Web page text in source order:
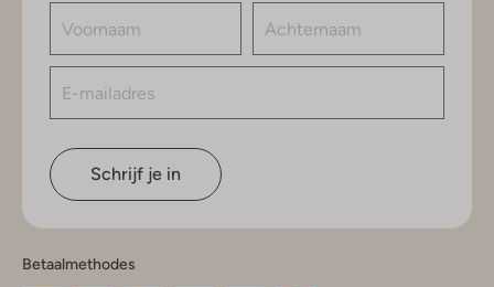
Schrijf je in
Betaalmethodes